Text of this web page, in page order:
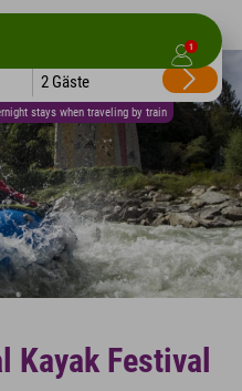
1
stays when traveling by train
2 Gäste
Kayak Festival